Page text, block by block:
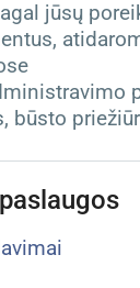
jūsų
būsto